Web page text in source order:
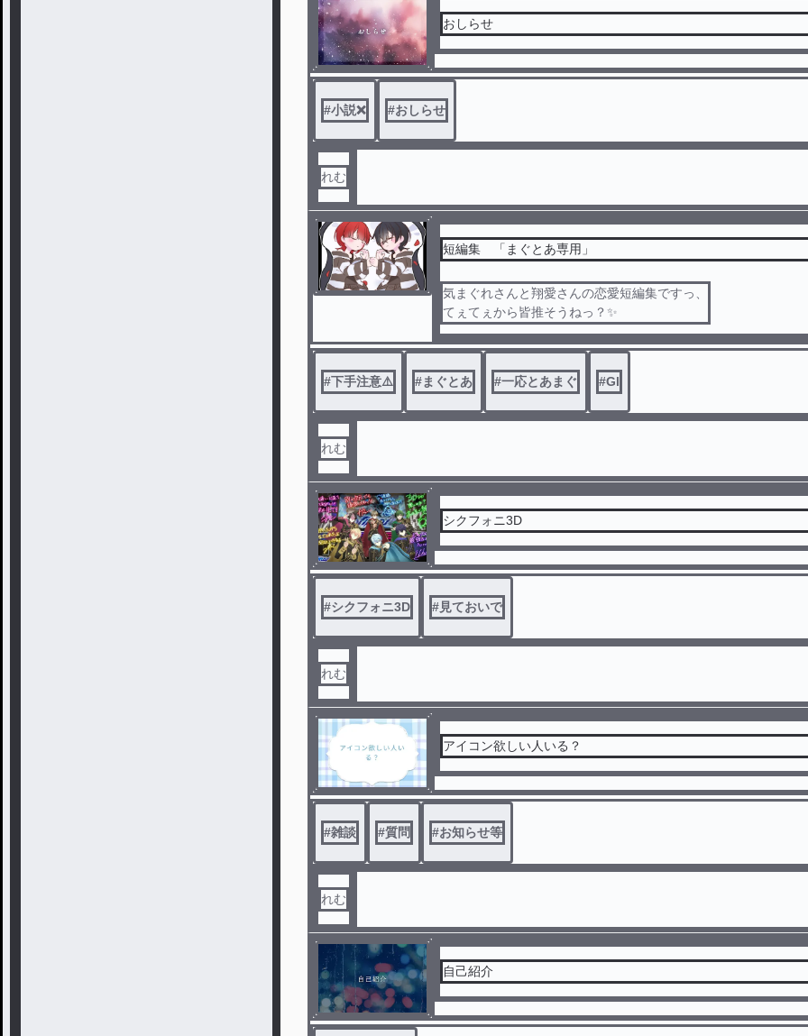
おしらせ
#小説❌ #おしらせ
れむ
短編集 「まぐとあ専用」
気まぐれさんと翔愛さんの恋愛短編集ですっ、
てぇてぇから皆推そうねっ？✨
#下手注意⚠️ #まぐとあ #一応とあまぐ #Gl
れむ
シクフォニ3D
#シクフォニ3D #見ておいで
れむ
アイコン欲しい人いる？
#雑談 #質問 #お知らせ等
れむ
自己紹介